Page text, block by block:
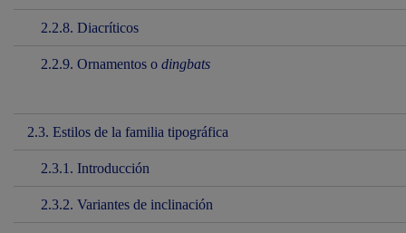
2.2.8. Diacríticos
2.2.9. Ornamentos o dingbats
2.3. Estilos de la familia tipográfica
2.3.1. Introducción
2.3.2. Variantes de inclinación